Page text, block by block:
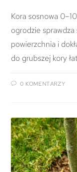
Kora sosnowa
ogrodzie sprawdza
powierzchnia i
do grubszej kory
0 KOMENTARZY